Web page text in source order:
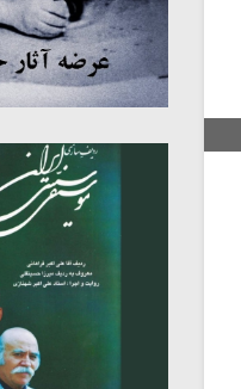
میکلوش روژا